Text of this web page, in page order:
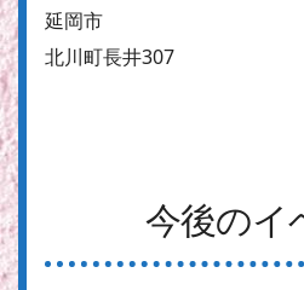
延岡市
北川町長井307
今後のイ